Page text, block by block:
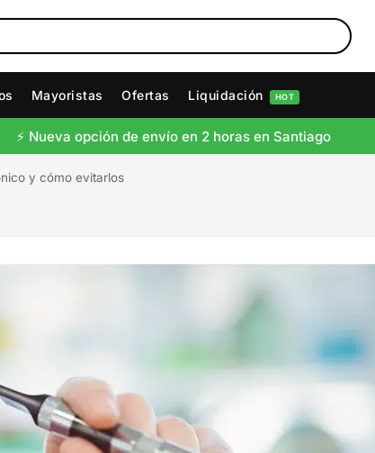
Mayoristas Ofertas Liquidación HOT
⚡️ Nueva opción de envío en 2 horas en Santiago
y cómo evitarlos